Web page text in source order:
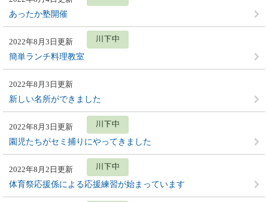
あったか塾開催
2022年8月3日更新
簡単ランチ料理教室
2022年8月3日更新
新しい名所ができました
2022年8月3日更新
園児たちがセミ捕りにやってきました
2022年8月2日更新
体育祭応援係による応援練習が始まっています